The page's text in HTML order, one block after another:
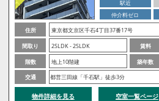
駅近
仲介料ゼロ
住所
東京都文京区千石4丁目37番17号
間取り
2SLDK - 2SLDK 賃料
階数
地上10階建 築年数
交通
都営三田線「千石駅」徒歩3分
物件詳細を見る 空室一覧ページ